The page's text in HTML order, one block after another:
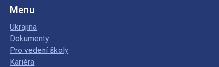
Menu
Ukrajina
Dokumenty
Pro vedení školy
Kariéra